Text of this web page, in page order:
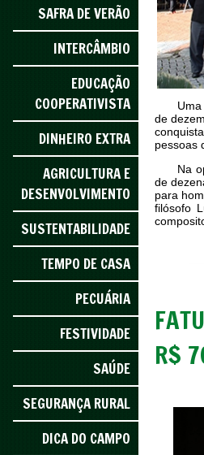
SAFRA DE VERÃO
INTERCÂMBIO
EDUCAÇÃO
COOPERATIVISTA
DINHEIRO EXTRA
AGRICULTURA E
DESENVOLVIMENTO
SUSTENTABILIDADE
TEMPO DE CASA
PECUÁRIA
FESTIVIDADE
SAÚDE
SEGURANÇA RURAL
DICA DO CAMPO
de
pessoas
Na
de
para
filósofo
R$